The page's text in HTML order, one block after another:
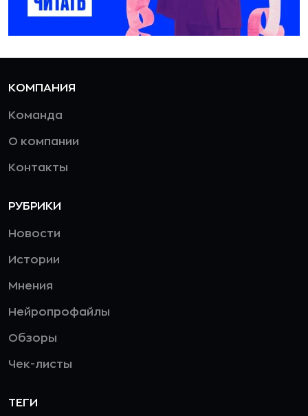
КОМПАНИЯ
Команда
О компании
Контакты
РУБРИКИ
Новости
Истории
Мнения
Нейропрофайлы
Обзоры
Чек-листы
ТЕГИ